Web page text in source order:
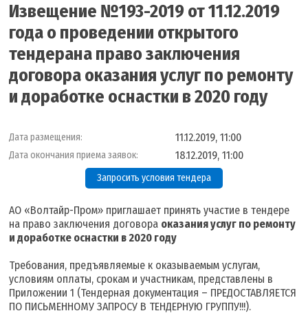
Извещение №193-2019 от 11.12.2019
года о проведении открытого
тендерана право заключения
договора оказания услуг по ремонту
и доработке оснастки в 2020 году
Дата размещения: 11.12.2019, 11:00
Дата окончания приема заявок: 18.12.2019, 11:00
Запросить условия тендера
АО «Волтайр-Пром» приглашает принять участие в тендере
на право заключения договора оказания услуг по ремонту
и доработке оснастки в 2020 году
Требования, предъявляемые к оказываемым услугам,
условиям оплаты, срокам и участникам, представлены в
Приложении 1 (Тендерная документация – ПРЕДОСТАВЛЯЕТСЯ
ПО ПИСЬМЕННОМУ ЗАПРОСУ В ТЕНДЕРНУЮ ГРУППУ!!!).